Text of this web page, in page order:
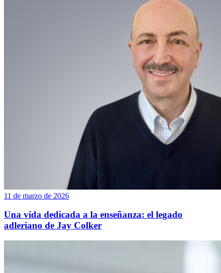
11 de marzo de 2026
Una vida dedicada a la enseñanza: el legado
adleriano de Jay Colker